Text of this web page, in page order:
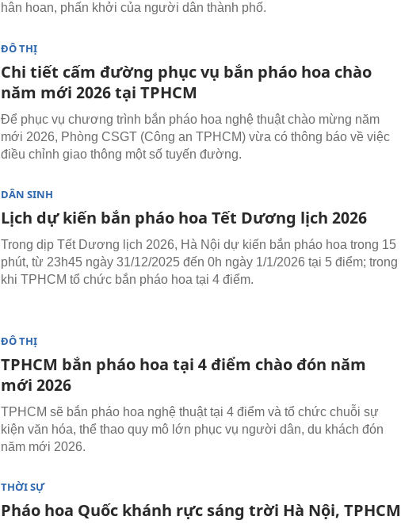
hân hoan, phấn khởi của người dân thành phố.
ĐÔ THỊ
Chi tiết cấm đường phục vụ bắn pháo hoa chào
năm mới 2026 tại TPHCM
Để phục vụ chương trình bắn pháo hoa nghệ thuật chào mừng năm
mới 2026, Phòng CSGT (Công an TPHCM) vừa có thông báo về việc
điều chỉnh giao thông một số tuyến đường.
DÂN SINH
Lịch dự kiến bắn pháo hoa Tết Dương lịch 2026
Trong dịp Tết Dương lịch 2026, Hà Nội dự kiến bắn pháo hoa trong 15
phút, từ 23h45 ngày 31/12/2025 đến 0h ngày 1/1/2026 tại 5 điểm; trong
khi TPHCM tổ chức bắn pháo hoa tại 4 điểm.
ĐÔ THỊ
TPHCM bắn pháo hoa tại 4 điểm chào đón năm
mới 2026
TPHCM sẽ bắn pháo hoa nghệ thuật tại 4 điểm và tổ chức chuỗi sự
kiện văn hóa, thể thao quy mô lớn phục vụ người dân, du khách đón
năm mới 2026.
THỜI SỰ
Pháo hoa Quốc khánh rực sáng trời Hà Nội, TPHCM